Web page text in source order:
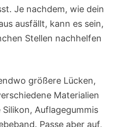
Je nachdem, wie dein
ausfällt, kann es sein,
Stellen nachhelfen
größere Lücken,
Materialien
Auflagegummis
Passe aber auf,